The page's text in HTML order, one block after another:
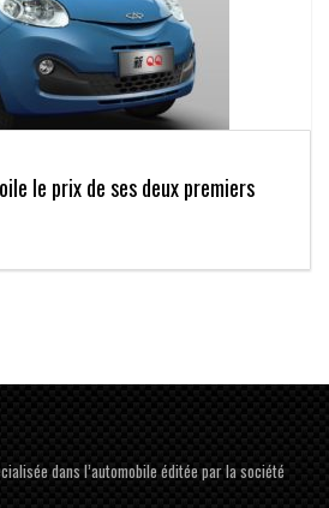
le prix de ses deux premiers
dans l’automobile éditée par la société